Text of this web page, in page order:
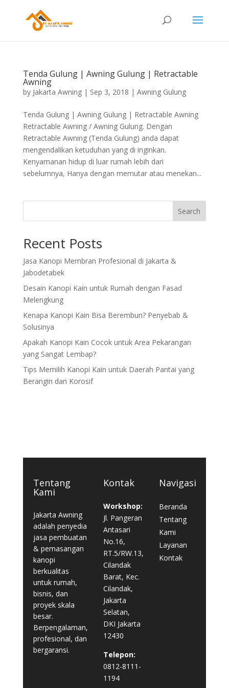
Tenda Gulung | Awning Gulung | Retractable
Awning
by Jakarta Awning| Sep 3, 2018 | Awning Gulung
Tenda Gulung | Awning Gulung | Retractable Awning
Retractable Awning / Awning Gulung. Dengan
Retractable Awning (Tenda Gulung) anda dapat
mengendalikan ketuduhan yang di inginkan.
Kenyamanan hidup di luar rumah lebih dari
sebelumnya, Hanya dengan memutar atau menekan...
Search
Recent Posts
Jasa Kanopi Membran Profesional di Jakarta &
Jabodetabek
Desain Kanopi Kain untuk Rumah dengan Fasad
Melengkung
Kenapa Kanopi Kain Bisa Berembun? Penyebab &
Solusinya
Apakah Kanopi Kain Cocok untuk Area Pekarangan
yang Sangat Lembap?
Tips Memilih Kanopi Kain untuk Daerah Pantai yang
Berangin dan Korosif
Tentang
Kami
Jakarta Awning
adalah penyedia
jasa pembuatan
& pemasangan
kanopi
berkualitas
untuk rumah,
bisnis, dan
proyek skala
besar.
Berpengalaman,
profesional, dan
bergaransi.
Kontak
Workshop:
Jl. Pangeran
Antasari
No.16,
RT.5/RW.13,
Cilandak
Barat, Kec.
Cilandak,
Jakarta
Selatan,
DKI Jakarta
12430
Telepon:
0812-8111-
1194
Navigasi
Beranda
Tentang
Kami
Layanan
Kontak